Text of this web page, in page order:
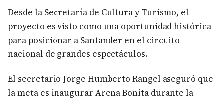
Desde la Secretaría de Cultura y Turismo, el
proyecto es visto como una oportunidad histórica
para posicionar a Santander en el circuito
nacional de grandes espectáculos.
El secretario Jorge Humberto Rangel aseguró que
la meta es inaugurar Arena Bonita durante la